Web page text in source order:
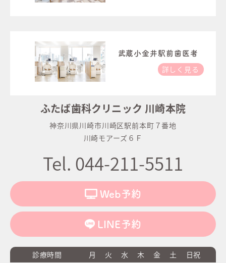
武蔵小金井駅前歯医者
詳しく見る
ふたば歯科クリニック 川崎本院
神奈川県川崎市川崎区駅前本町７番地
川崎モアーズ６Ｆ
Tel. 044-211-5511
Web予約
LINE予約
診療時間 月 火 水 木 金 土 日祝